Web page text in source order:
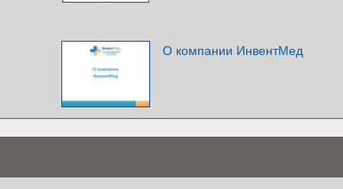
О компании ИнвентМед